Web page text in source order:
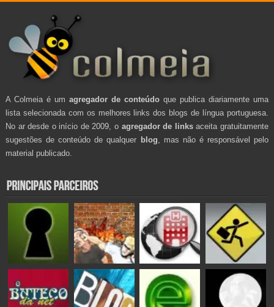
A Colmeia é um agregador de conteúdo que publica diariamente uma
lista selecionada com os melhores links dos blogs de língua portuguesa.
No ar desde o início de 2009, o agregador de linksaceita gratuitamente
sugestões de conteúdo de qualquer blog , mas não é responsável pelo
material publicado.